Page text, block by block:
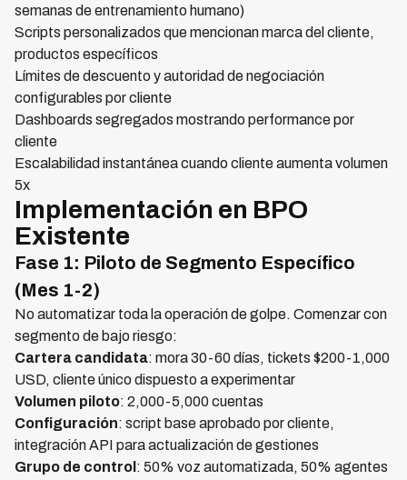
semanas de entrenamiento humano)
Scripts personalizados que mencionan marca del cliente,
productos específicos
Límites de descuento y autoridad de negociación
configurables por cliente
Dashboards segregados mostrando performance por
cliente
Escalabilidad instantánea cuando cliente aumenta volumen
5x
Implementación en BPO
Existente
Fase 1: Piloto de Segmento Específico
(Mes 1-2)
No automatizar toda la operación de golpe. Comenzar con
segmento de bajo riesgo:
Cartera candidata: mora 30-60 días, tickets $200-1,000
USD, cliente único dispuesto a experimentar
Volumen piloto: 2,000-5,000 cuentas
Configuración: script base aprobado por cliente,
integración API para actualización de gestiones
Grupo de control : 50% voz automatizada, 50% agentes